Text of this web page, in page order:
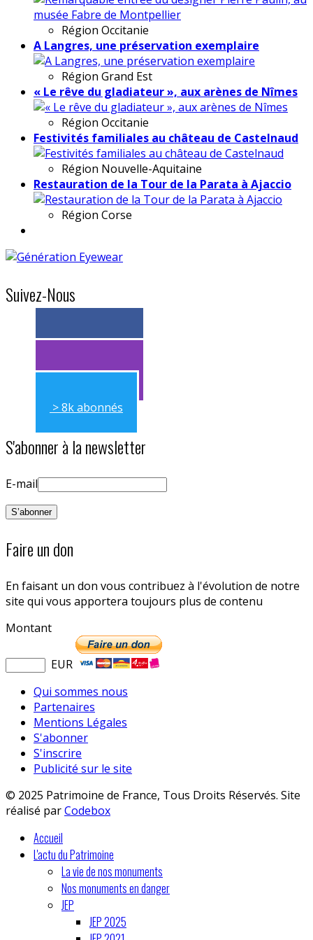
Région Occitanie
A Langres, une préservation exemplaire
Région Grand Est
« Le rêve du gladiateur », aux arènes de Nîmes
Région Occitanie
Festivités familiales au château de Castelnaud
Région Nouvelle-Aquitaine
Restauration de la Tour de la Parata à Ajaccio
Région Corse
Suivez-Nous
> 11k abonnés
> 11k abonnés
> 8k abonnés
S'abonner à la newsletter
E-mail
Faire un don
En faisant un don vous contribuez à l'évolution de notre
site qui vous apportera toujours plus de contenu
Montant
EUR
Qui sommes nous
Partenaires
Mentions Légales
S'abonner
S'inscrire
Publicité sur le site
© 2025 Patrimoine de France, Tous Droits Réservés. Site
réalisé parCodebox
Accueil
L'actu du Patrimoine
La vie de nos monuments
Nos monuments en danger
JEP
JEP 2025